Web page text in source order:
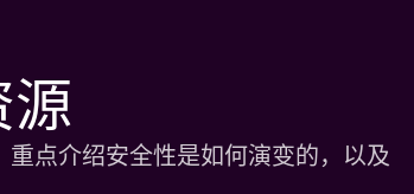
源
点介绍安全性是如何演变的，以及